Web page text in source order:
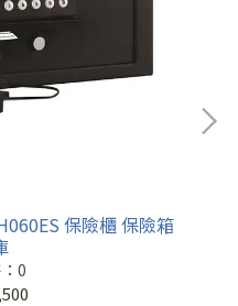
保險櫃 保險箱
0